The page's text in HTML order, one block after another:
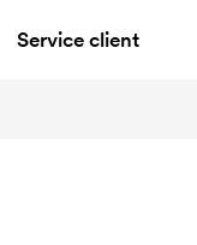
Service client